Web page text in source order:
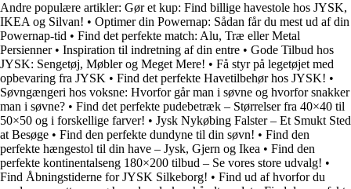
Andre populære artikler: Gør et kup: Find billige havestole hos JYSK,
IKEA og Silvan! • Optimer din Powernap: Sådan får du mest ud af din
Powernap-tid • Find det perfekte match: Alu, Træ eller Metal
Persienner• Inspiration til indretning af din entre • Gode Tilbud hos
JYSK: Sengetøj, Møbler og Meget Mere! • Få styr på legetøjet med
opbevaring fra JYSK • Find det perfekte Havetilbehør hos JYSK! •
Søvngængeri hos voksne: Hvorfor går man i søvne og hvorfor snakker
man i søvne? • Find det perfekte pudebetræk – Størrelser fra 40×40 til
50×50 og i forskellige farver! • Jysk Nykøbing Falster – Et Smukt Sted
at Besøge • Find den perfekte dundyne til din søvn! • Find den
perfekte hængestol til din have – Jysk, Gjern og Ikea • Find den
perfekte kontinentalseng 180×200 tilbud – Se vores store udvalg! •
Find Åbningstiderne for JYSK Silkeborg! • Find ud af hvorfor du